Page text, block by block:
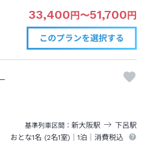
33,400円〜51,700円
このプランを選択する
基準列車区間 新大阪駅 下呂駅
おとな1名 (2名1室)｜1泊 ｜消費税込